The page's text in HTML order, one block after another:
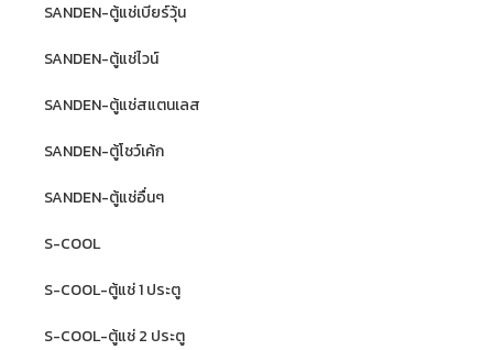
SANDEN-ตู้แช่เบียร์วุ้น
SANDEN-ตู้แช่ไวน์
SANDEN-ตู้แช่สแตนเลส
SANDEN-ตู้โชว์เค้ก
SANDEN-ตู้แช่อื่นๆ
S-COOL
S-COOL-ตู้แช่ 1 ประตู
S-COOL-ตู้แช่ 2 ประตู